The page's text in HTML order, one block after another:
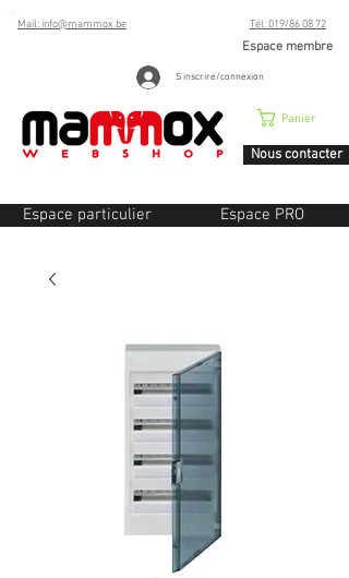
Mail: info@mammox.be Tél: 019/86 08 72
Espace membre
S'inscrire/connexion
Panier
Nous contacter
Espace particulier Espace PRO